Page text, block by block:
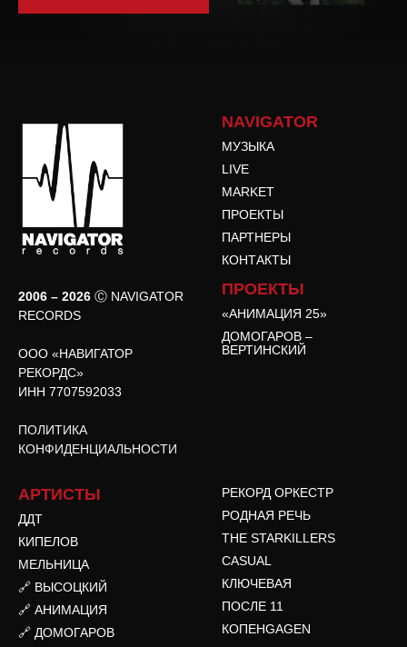
2006 – 2026 Ⓒ NAVIGATOR
RECORDS
ООО «НАВИГАТОР
РЕКОРДС»
ИНН 7707592033
ПОЛИТИКА
КОНФИДЕНЦИАЛЬНОСТИ
NAVIGATOR
МУЗЫКА
LIVE
MARKET
ПРОЕКТЫ
ПАРТНЕРЫ
КОНТАКТЫ
ПРОЕКТЫ
«АНИМАЦИЯ 25»
ДОМОГАРОВ –
ВЕРТИНСКИЙ
АРТИСТЫ
ДДТ
КИПЕЛОВ
МЕЛЬНИЦА
🔗 ВЫСОЦКИЙ
🔗 АНИМАЦИЯ
🔗 ДОМОГАРОВ
РЕКОРД ОРКЕСТР
РОДНАЯ РЕЧЬ
THE STARKILLERS
CASUAL
КЛЮЧЕВАЯ
ПОСЛЕ 11
КОПЕНGAGEN